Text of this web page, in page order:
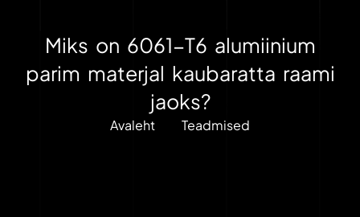
Miks on 6061-T6 alumiinium
parim materjal kaubaratta raami
jaoks?
Avaleht Teadmised